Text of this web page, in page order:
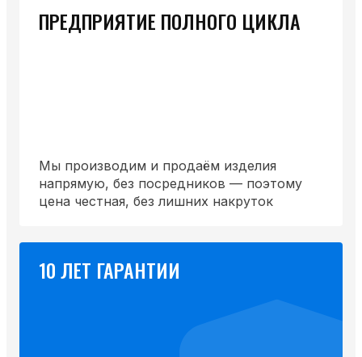
ПРЕДПРИЯТИЕ ПОЛНОГО ЦИКЛА
Мы производим и продаём изделия
напрямую, без посредников — поэтому
цена честная, без лишних накруток
10 ЛЕТ ГАРАНТИИ